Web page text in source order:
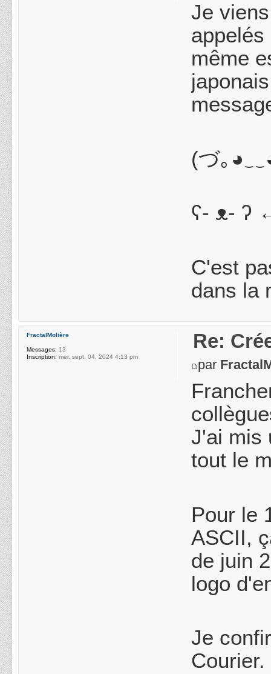
Je
même
(づ｡
ʕ- ᴥ- ʔ
C'est
dans la
Re:
par
J'ai mis
tout le
Pour le
ASCII,
de juin
logo
Je
FractalMolière
Messages: 13
Inscription: mer. sept. 04, 2024 4:13 pm